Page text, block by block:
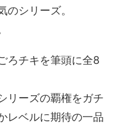
のシリーズ。
ろチキを筆頭に全8
リーズの覇権をガチ
レベルに期待の一品